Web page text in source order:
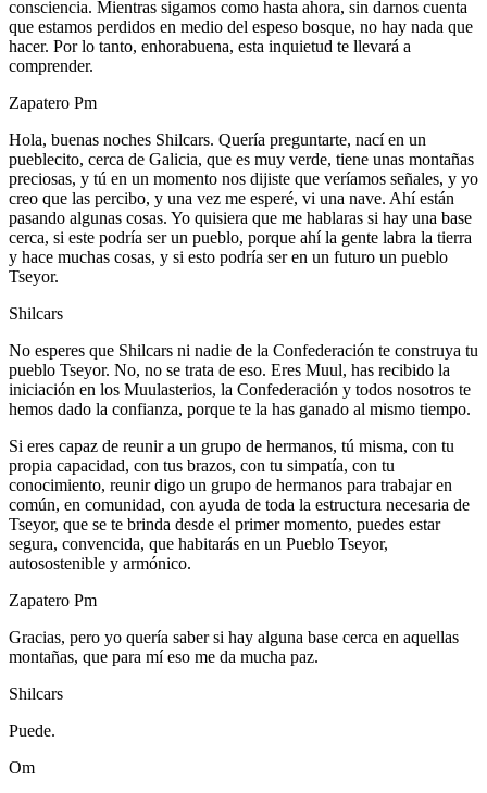
consciencia. Mientras sigamos como hasta ahora, sin darnos cuenta
que estamos perdidos en medio del espeso bosque, no hay nada que
hacer. Por lo tanto, enhorabuena, esta inquietud te llevará a
comprender.
Zapatero Pm
Hola, buenas noches Shilcars. Quería preguntarte, nací en un
pueblecito, cerca de Galicia, que es muy verde, tiene unas montañas
preciosas, y tú en un momento nos dijiste que veríamos señales, y yo
creo que las percibo, y una vez me esperé, vi una nave. Ahí están
pasando algunas cosas. Yo quisiera que me hablaras si hay una base
cerca, si este podría ser un pueblo, porque ahí la gente labra la tierra
y hace muchas cosas, y si esto podría ser en un futuro un pueblo
Tseyor.
Shilcars
No esperes que Shilcars ni nadie de la Confederación te construya tu
pueblo Tseyor. No, no se trata de eso. Eres Muul, has recibido la
iniciación en los Muulasterios, la Confederación y todos nosotros te
hemos dado la confianza, porque te la has ganado al mismo tiempo.
Si eres capaz de reunir a un grupo de hermanos, tú misma, con tu
propia capacidad, con tus brazos, con tu simpatía, con tu
conocimiento, reunir digo un grupo de hermanos para trabajar en
común, en comunidad, con ayuda de toda la estructura necesaria de
Tseyor, que se te brinda desde el primer momento, puedes estar
segura, convencida, que habitarás en un Pueblo Tseyor,
autosostenible y armónico.
Zapatero Pm
Gracias, pero yo quería saber si hay alguna base cerca en aquellas
montañas, que para mí eso me da mucha paz.
Shilcars
Puede.
Om